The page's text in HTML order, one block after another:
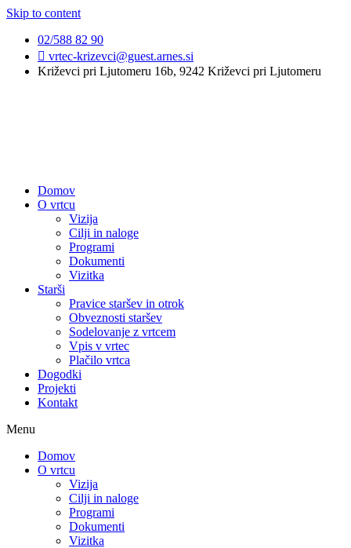
Skip to content
02/588 82 90
vrtec-krizevci@guest.arnes.si
Križevci pri Ljutomeru 16b, 9242 Križevci pri Ljutomeru
Domov
O vrtcu
Vizija
Cilji in naloge
Programi
Dokumenti
Vizitka
Starši
Pravice staršev in otrok
Obveznosti staršev
Sodelovanje z vrtcem
Vpis v vrtec
Plačilo vrtca
Dogodki
Projekti
Kontakt
Menu
Domov
O vrtcu
Vizija
Cilji in naloge
Programi
Dokumenti
Vizitka